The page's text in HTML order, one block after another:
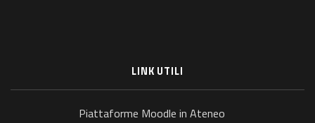
LINK UTILI
Piattaforme Moodle in Ateneo